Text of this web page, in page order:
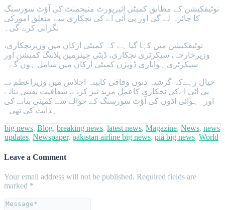
نوٹیفکیشن کے مطابق کمیٹی ائیرپورٹ منیجمنٹ کی آؤٹ سورسنگ
کا جائزہ لے گی اور پی آئی اے کی نجکاری سے متعلق امورکی
نگرانی کرے گی۔
نوٹیفکیشن میں کہا گیا ہے کہ کمیٹی ارکان میں وزیرنجکاری،
وزیرخارجہ، سیکرٹری نجکاری، ڈپٹی چیئرمین پلاننگ کمیشن اور
سیکرٹری ہوابازی ڈویژن کمیٹی ارکان میں شامل ہوں گے۔
خیال رہےکہ گزشتہ دنوں وفاقی کابینہ اجلاس میں وزیراعظم نے
پی آئی اےکی نجکاری کاعمل مزید تیز کرنے، شفافیت یقینی بنانے
اور ہوائی اڈوں کی آؤٹ سورسنگ کے حوالے سے کمیٹی بنانے کی
ہدایت کی تھی۔
big news, Blog, breaking news, latest news, Magazine, News, news
updates, Newspaper, pakistan airline big news, pia big news, World
Leave a Comment
Your email address will not be published. Required fields are
marked *